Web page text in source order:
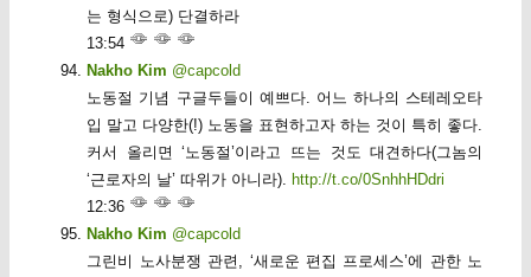
는 형식으로) 단결하라
13:54
Nakho Kim @capcold
노동절 기념 구글두들이 예쁘다. 어느 하나의 스테레오타
입 말고 다양한(!) 노동을 표현하고자 하는 것이 특히 좋다.
커서 올리면 ‘노동절’이라고 뜨는 것도 대견하다(그놈의
‘근로자의 날’ 따위가 아니라).
http://t.co/0SnhhHDdri
12:36
Nakho Kim @capcold
그린비 노사분쟁 관련, ‘새로운 편집 프로세스’에 관한 노